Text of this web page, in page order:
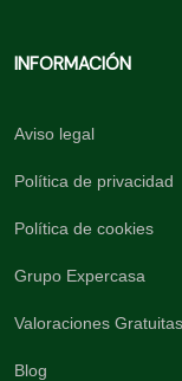
INFORMACIÓN
Aviso legal
Política de privacidad
Política de cookies
Grupo Expercasa
Valoraciones Gratuitas
Blog